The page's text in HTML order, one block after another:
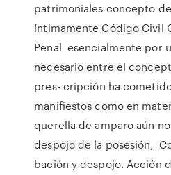
patrimoniales concepto
íntimamente Código Civil
Penal esencialmente por
necesario entre el
pres- cripción ha
manifiestos como en
querella de amparo aún
despojo de la posesión,
bación y despojo. Acción